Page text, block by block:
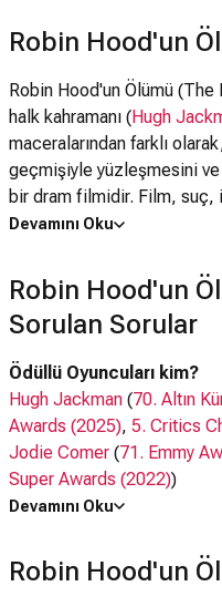
Robin Hood'un
Robin Hood'un Ölümü
halk kahramanı (Hugh
maceralarından farklı
geçmişiyle yüzleşmesini ve
bir dram filmidir. Film, suç,
güçlü bir atmosfer eşliğinde
Jackman ) , artık yaşlanmış
Geçmişte işlediği suçlar,
bırakmıştır. Efsane haline
döneminde kendi
Son savaşı olacağını
yaralanan Robin Hood,
döner. Ancak bu dönüş,
hesaplar ve eski yaralar
Devamını Oku
Robin Hood'un
Sorulan Sorular
Ödüllü Oyuncuları kim?
Hugh Jackman (70. Altın
Awards (2025), 5. Critics
Jodie Comer (71. Emmy
Super Awards (2022))
Murray Bartlett(
Hugh Jackman,Jade Croot
Noah Jupe, Murray Bartlett
Devamını Oku
Robin Hood'un